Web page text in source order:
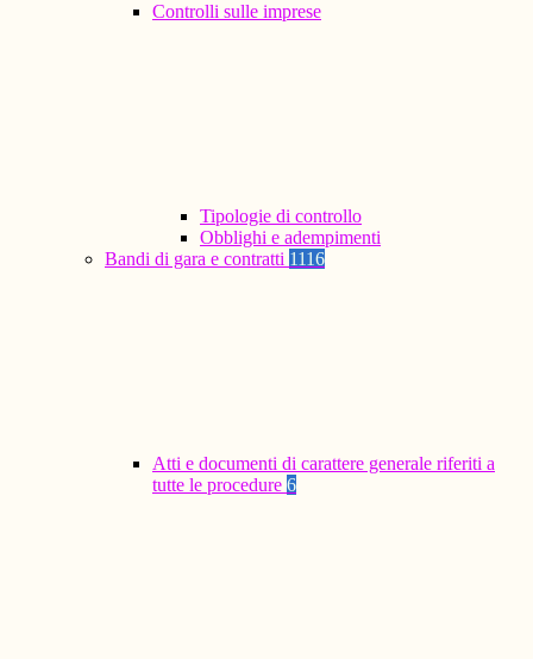
Controlli sulle imprese
Tipologie di controllo
Obblighi e adempimenti
Bandi di gara e contratti 1116
Atti e documenti di carattere generale riferiti a
tutte le procedure 6